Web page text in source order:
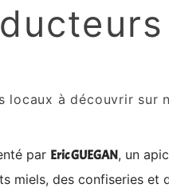
locaux à découvrir sur
par Eric GUEGAN, un
miels, des confiseries et